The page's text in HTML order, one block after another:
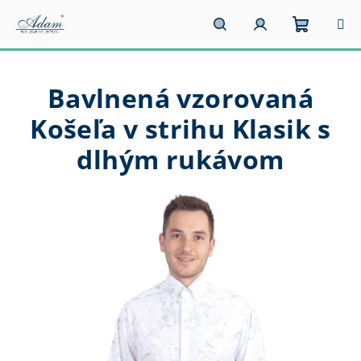
obsah
HľadaťPrihlásenie
košík
Bavlnená vzorovaná
Košeľa v strihu Klasik s
dlhým rukávom